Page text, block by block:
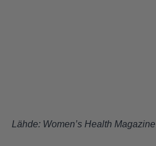
Lähde: Women’s Health Magazine